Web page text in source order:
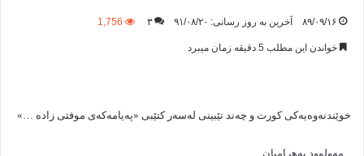
۸۹/۰۹/۱۶ آخرین به روز رسانی: ۹۱/۰۸/۲۰ ۳ 1,756
خواندن این مطلب 5 دقیقه زمان میبرد
خوێندنه‌وه‌یه‌‌کی کورت و چه‌ند تێبینی له‌سه‌ر کتێبی «په‌یامه‌که‌ی موفتی زاده‌ …»
مه‌ولوود به‌هرامیان